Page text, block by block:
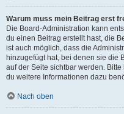
Warum muss mein Beitrag erst
Die Board-Administration kann
du einen Beitrag erstellt hast, die
ist auch möglich, dass die
hinzugefügt hat, bei denen sie die
auf der Seite sichtbar werden.
du weitere Informationen dazu
Nach oben